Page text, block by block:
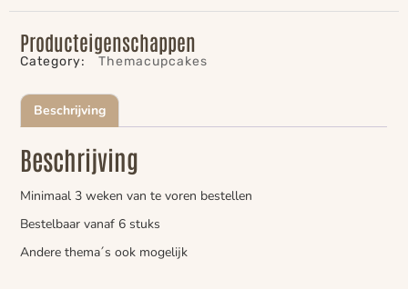
Producteigenschappen
Category: Themacupcakes
Beschrijving
Beschrijving
Minimaal 3 weken van te voren bestellen
Bestelbaar vanaf 6 stuks
Andere thema´s ook mogelijk